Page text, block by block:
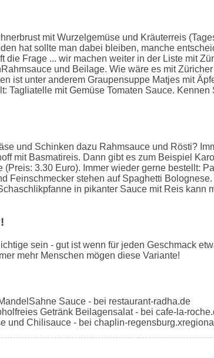
mit Wurzelgemüse und Kräuterreis
hat sollte man dabei bleiben, manche
die Frage ... wir machen weiter in der Liste mit
und Beilage. Wie wäre es mit
ist unter anderem Graupensuppe Matjes mit
Tagliatelle mit Gemüse Tomaten Sauce.
und Schinken dazu Rahmsauce und Rösti?
mit Basmatireis. Dann gibt es zum Beispiel
3.30 Euro). Immer wieder gerne bestellt:
Feinschmecker stehen auf Spaghetti
in pikanter Sauce mit Reis kann
sein - gut ist wenn für jeden Geschmack
mehr Menschen mögen diese Variante!
Sauce - bei restaurant-radha.de
Getränk Beilagensalat - bei cafe-la-
und Chilisauce - bei chaplin-